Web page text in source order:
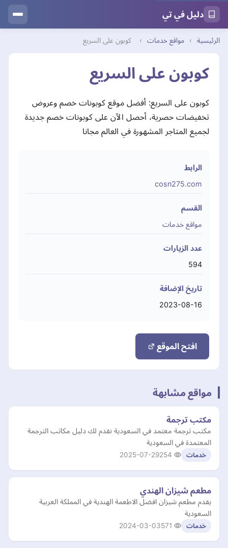
دليل في تي
الرئيسية › مواقع خدمات › كوبون على السريع
كوبون على السريع
كوبون على السريع: أفضل موقع كوبونات خصم وعروض
تخفيضات حصرية، أحصل الآن على كوبونات خصم جديدة
لجميع المتاجر المشهورة في العالم مجانا
الرابط
cosn275.com
القسم
مواقع خدمات
عدد الزيارات
594
تاريخ الإضافة
2023-08-16
افتح الموقع
مواقع مشابهة
مكتب ترجمة
مكتب ترجمة معتمد في السعودية نقدم لك دليل مكاتب الترجمة
المعتمدة في السعودية
خدمات 2025-07-29
مطعم شيزان الهندي
يقدم مطعم شيزان افضل الاطعمة الهندية في المملكة العربية
السعودية
خدمات 2024-03-03